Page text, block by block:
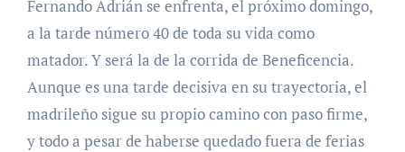
Fernando Adrián se enfrenta, el próximo domingo,
a la tarde número 40 de toda su vida como
matador. Y será la de la corrida de Beneficencia.
Aunque es una tarde decisiva en su trayectoria, el
madrileño sigue su propio camino con paso firme,
y todo a pesar de haberse quedado fuera de ferias